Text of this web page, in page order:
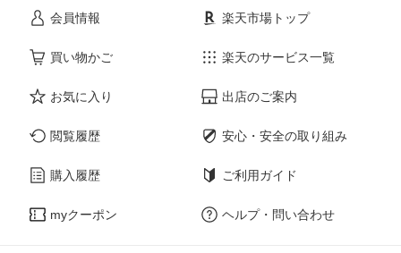
会員情報
買い物かご
お気に入り
閲覧履歴
購入履歴
myクーポン
楽天市場トップ
楽天のサービス一覧
出店のご案内
安心・安全の取り組み
ご利用ガイド
ヘルプ・問い合わせ